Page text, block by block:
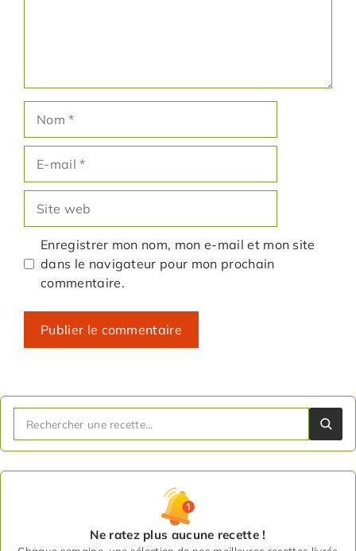
mail
web
Enregistrer mon nom, mon e-mail et mon site
dans le navigateur pour mon prochain
commentaire.
Ne ratez plus aucune recette !